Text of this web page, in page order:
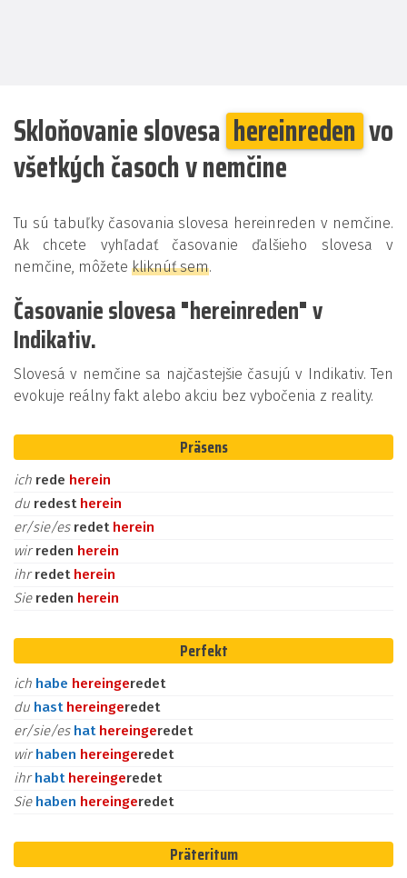
Skloňovanie slovesa hereinreden vo
všetkých časoch v nemčine
Tu sú tabuľky časovania slovesa hereinreden v nemčine.
Ak chcete vyhľadať časovanie ďalšieho slovesa v
nemčine, môžete kliknúť sem.
Časovanie slovesa "hereinreden" v
Indikativ.
Slovesá v nemčine sa najčastejšie časujú v Indikativ. Ten
evokuje reálny fakt alebo akciu bez vybočenia z reality.
Präsens
ich rede herein
du redest herein
er/sie/es redet herein
wirreden herein
ihrredet herein
Sie reden herein
Perfekt
ich habe hereingeredet
du hast hereingeredet
er/sie/es hat hereingeredet
wirhaben hereingeredet
ihrhabt hereingeredet
Sie haben hereingeredet
Präteritum